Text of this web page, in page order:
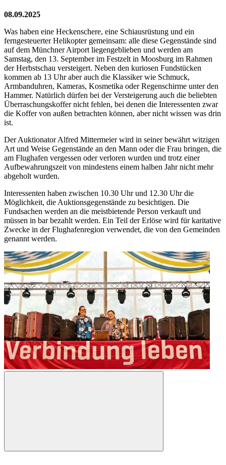
08.09.2025
Was haben eine Heckenschere, eine Schiausrüstung und ein
ferngesteuerter Helikopter gemeinsam: alle diese Gegenstände sind
auf dem Münchner Airport liegengeblieben und werden am
Samstag, den 13. September im Festzelt in Moosburg im Rahmen
der Herbstschau versteigert. Neben den kuriosen Fundstücken
kommen ab 13 Uhr aber auch die Klassiker wie Schmuck,
Armbanduhren, Kameras, Kosmetika oder Regenschirme unter den
Hammer. Natürlich dürfen bei der Versteigerung auch die beliebten
Überraschungskoffer nicht fehlen, bei denen die Interessenten zwar
die Koffer von außen betrachten können, aber nicht wissen was drin
ist.
Der Auktionator Alfred Mittermeier wird in seiner bewährt witzigen
Art und Weise Gegenstände an den Mann oder die Frau bringen, die
am Flughafen vergessen oder verloren wurden und trotz einer
Aufbewahrungszeit von mindestens einem halben Jahr nicht mehr
abgeholt wurden.
Interessenten haben zwischen 10.30 Uhr und 12.30 Uhr die
Möglichkeit, die Auktionsgegenstände zu besichtigen. Die
Fundsachen werden an die meistbietende Person verkauft und
müssen in bar bezahlt werden. Ein Teil der Erlöse wird für karitative
Zwecke in der Flughafenregion verwendet, die von den Gemeinden
genannt werden.